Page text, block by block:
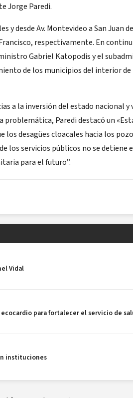
Jorge Paredi.
y desde Av. Montevideo a San Juan
respectivamente. En
Gabriel Katopodis y el
de los municipios del interior
a la inversión del estado nacional y
Paredi destacó un
los desagües cloacales hacia los
los servicios públicos no se detiene
para el futuro”.
Vidal
para fortalecer el servicio de
instituciones